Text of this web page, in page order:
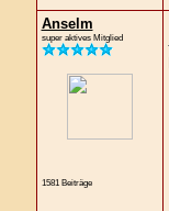
Anselm
super aktives Mitglied
1581 Beiträge